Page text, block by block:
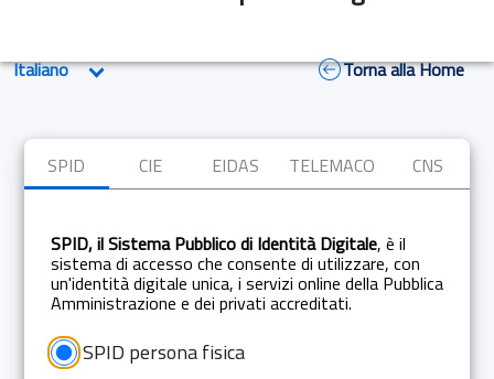
Torna alla Home
SPID CIE EIDAS TELEMACO CNS
SPID, il Sistema Pubblico di Identità Digitale, è il
sistema di accesso che consente di utilizzare, con
un'identità digitale unica, i servizi online della Pubblica
Amministrazione e dei privati accreditati.
SPID persona fisica